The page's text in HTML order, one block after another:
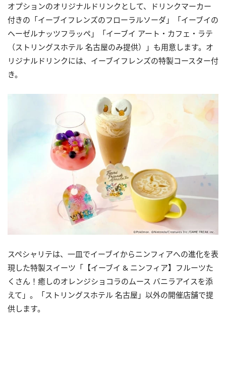
オプションのオリジナルドリンクとして、ドリンクマーカー
付きの「イーブイフレンズのフローラルソーダ」「イーブイの
ヘーゼルナッツフラッペ」「イーブイ アート・カフェ・ラテ
（ストリングスホテル 名古屋のみ提供）」も用意します。オ
リジナルドリンクには、イーブイフレンズの特製コースター付
き。
スペシャリテは、一皿でイーブイからニンフィアへの進化を表
現した特製スイーツ「【イーブイ & ニンフィア】フルーツた
くさん！癒しのオレンジショコラのムース バニラアイスを添
えて」。「ストリングスホテル 名古屋」以外の開催店舗で提
供します。